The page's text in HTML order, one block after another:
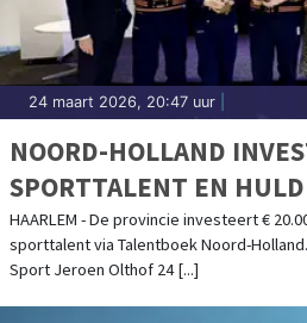
24 maart 2026, 20:47 uur
NOORD-HOLLAND
SPORTTALENT EN
HAARLEM - De provincie investeert €
sporttalent via Talentboek Noord-
Sport Jeroen Olthof 24 [...]